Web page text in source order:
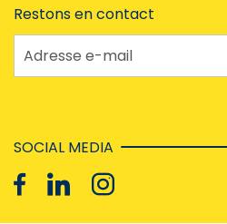
Restons en contact
Adresse e-mail
SOCIAL MEDIA